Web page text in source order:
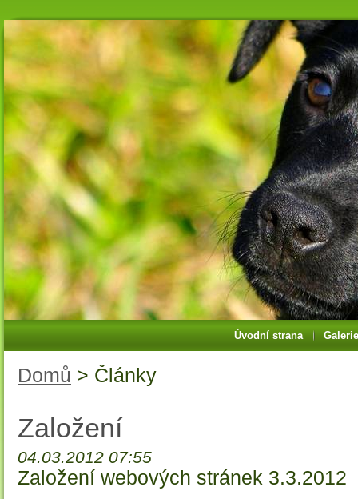
Úvodní strana
Domů > Články
Založení
04.03.2012 07:55
Založení webových stránek 3.3.2012